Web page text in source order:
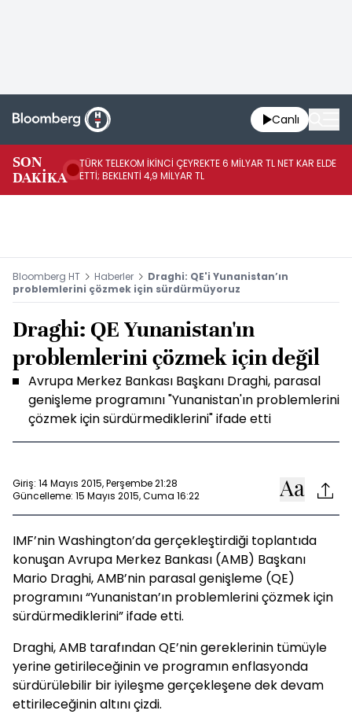
Canlı
SON
DAKİKA
TÜRK TELEKOM İKİNCİ ÇEYREKTE 6 MİLYAR TL NET KAR ELDE
ETTİ; BEKLENTİ 4,9 MİLYAR TL
Bloomberg HT Haberler
Draghi: QE'i Yunanistan’ın
problemlerini çözmek için sürdürmüyoruz
Draghi: QE Yunanistan'ın
problemlerini çözmek için değil
Avrupa Merkez Bankası Başkanı Draghi, parasal
genişleme programını "Yunanistan'ın problemlerini
çözmek için sürdürmediklerini" ifade etti
Giriş: 14 Mayıs 2015, Perşembe 21:28
Güncelleme: 15 Mayıs 2015, Cuma 16:22
IMF’nin Washington’da gerçekleştirdiği toplantıda
konuşan Avrupa Merkez Bankası (AMB) Başkanı
Mario Draghi, AMB’nin parasal genişleme (QE)
programını “Yunanistan’ın problemlerini çözmek için
sürdürmediklerini” ifade etti.
Draghi, AMB tarafından QE’nin gereklerinin tümüyle
yerine getirileceğinin ve programın enflasyonda
sürdürülebilir bir iyileşme gerçekleşene dek devam
ettirileceğinin altını çizdi.